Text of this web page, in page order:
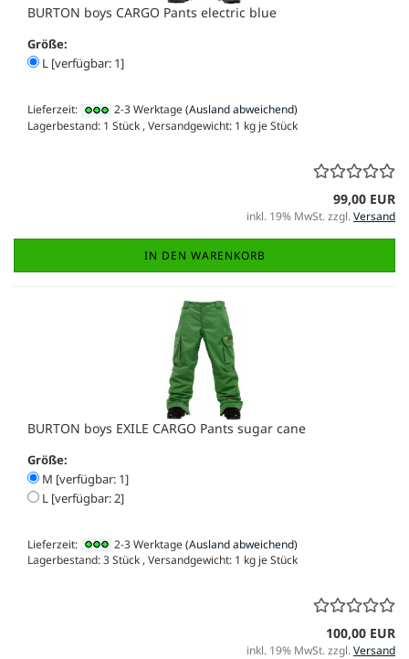
BURTON boys CARGO Pants electric blue
Größe:
L [verfügbar: 1]
Lieferzeit: 2-3 Werktage(Ausland abweichend)
Lagerbestand: 1 Stück , Versandgewicht: 1 kg je Stück
99,00 EUR
inkl. 19% MwSt. zzgl.Versand
IN DEN WARENKORB
BURTON boys EXILE CARGO Pants sugar cane
Größe:
M [verfügbar: 1]
L [verfügbar: 2]
Lieferzeit: 2-3 Werktage(Ausland abweichend)
Lagerbestand: 3 Stück , Versandgewicht: 1 kg je Stück
100,00 EUR
inkl. 19% MwSt. zzgl.Versand